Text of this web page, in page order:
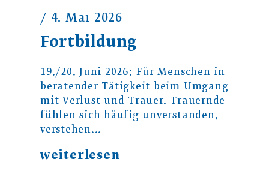
Fortbildung
/ 4. Mai 2026
19./20. Juni 2026: Für Menschen in
beratender Tätigkeit beim Umgang
mit Verlust und Trauer. Trauernde
fühlen sich häufig unverstanden,
verstehen...
weiterlesen